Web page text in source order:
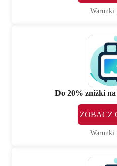
Warunki
Do 20% zniżki
ZOBACZ
Warunki